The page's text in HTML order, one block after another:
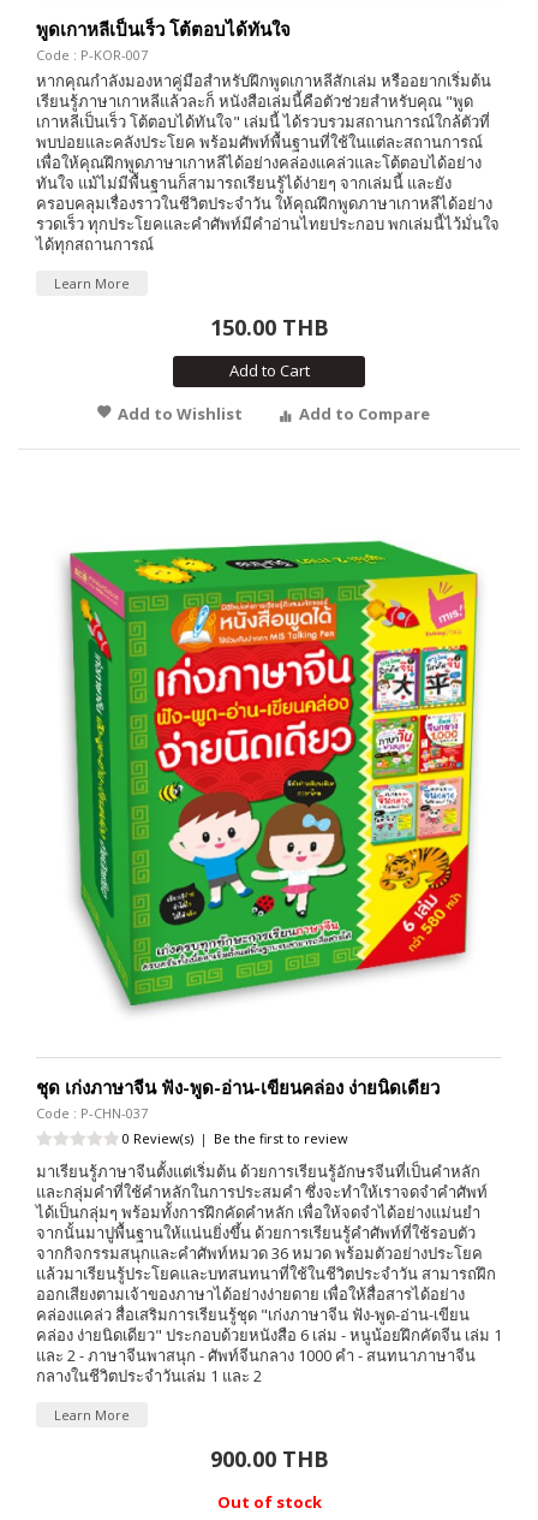
พูดเกาหลีเป็นเร็ว โต้ตอบได้ทันใจ
Code : P-KOR-007
หากคุณกำลังมองหาคู่มือสำหรับฝึกพูดเกาหลีสักเล่ม หรืออยากเริ่มต้น
เรียนรู้ภาษาเกาหลีแล้วละก็ หนังสือเล่มนี้คือตัวช่วยสำหรับคุณ "พูด
เกาหลีเป็นเร็ว โต้ตอบได้ทันใจ" เล่มนี้ ได้รวบรวมสถานการณ์ใกล้ตัวที่
พบบ่อยและคลังประโยค พร้อมศัพท์พื้นฐานที่ใช้ในแต่ละสถานการณ์
เพื่อให้คุณฝึกพูดภาษาเกาหลีได้อย่างคล่องแคล่วและโต้ตอบได้อย่าง
ทันใจ แม้ไม่มีพื้นฐานก็สามารถเรียนรู้ได้ง่ายๆ จากเล่มนี้ และยัง
ครอบคลุมเรื่องราวในชีวิตประจำวัน ให้คุณฝึกพูดภาษาเกาหลีได้อย่าง
รวดเร็ว ทุกประโยคและคำศัพท์มีคำอ่านไทยประกอบ พกเล่มนี้ไว้มั่นใจ
ได้ทุกสถานการณ์
Learn More
150.00 THB
Add to Cart
Add to Wishlist
Add to Compare
ชุด เก่งภาษาจีน ฟัง-พูด-อ่าน-เขียนคล่อง ง่ายนิดเดียว
Code : P-CHN-037
0 Review(s) | Be the first to review
มาเรียนรู้ภาษาจีนตั้งแต่เริ่มต้น ด้วยการเรียนรู้อักษรจีนที่เป็นคำหลัก
และกลุ่มคำที่ใช้คำหลักในการประสมคำ ซึ่งจะทำให้เราจดจำคำศัพท์
ได้เป็นกลุ่มๆ พร้อมทั้งการฝึกคัดคำหลัก เพื่อให้จดจำได้อย่างแม่นยำ
จากนั้นมาปูพื้นฐานให้แน่นยิ่งขึ้น ด้วยการเรียนรู้คำศัพท์ที่ใช้รอบตัว
จากกิจกรรมสนุกและคำศัพท์หมวด 36 หมวด พร้อมตัวอย่างประโยค
แล้วมาเรียนรู้ประโยคและบทสนทนาที่ใช้ในชีวิตประจำวัน สามารถฝึก
ออกเสียงตามเจ้าของภาษาได้อย่างง่ายดาย เพื่อให้สื่อสารได้อย่าง
คล่องแคล่ว สื่อเสริมการเรียนรู้ชุด "เก่งภาษาจีน ฟัง-พูด-อ่าน-เขียน
คล่อง ง่ายนิดเดียว" ประกอบด้วยหนังสือ 6 เล่ม - หนูน้อยฝึกคัดจีน เล่ม 1
และ 2 - ภาษาจีนพาสนุก - ศัพท์จีนกลาง 1000 คำ - สนทนาภาษาจีน
กลางในชีวิตประจำวันเล่ม 1 และ 2
Learn More
900.00 THB
Out of stock